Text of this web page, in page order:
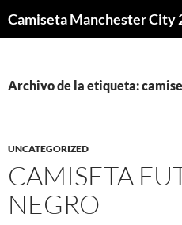
Camiseta Manchester City
Archivo de la etiqueta:
UNCATEGORIZED
CAMISETA
NEGRO